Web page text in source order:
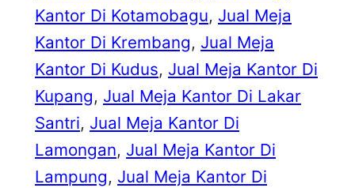
Kantor Di Kotamobagu, Jual Meja
Kantor Di Krembang, Jual Meja
Kantor Di Kudus, Jual Meja Kantor Di
Kupang, Jual Meja Kantor Di Lakar
Santri, Jual Meja Kantor Di
Lamongan, Jual Meja Kantor Di
Lampung, Jual Meja Kantor Di